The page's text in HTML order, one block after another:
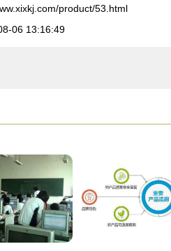
product/53.html
06 13:16:49